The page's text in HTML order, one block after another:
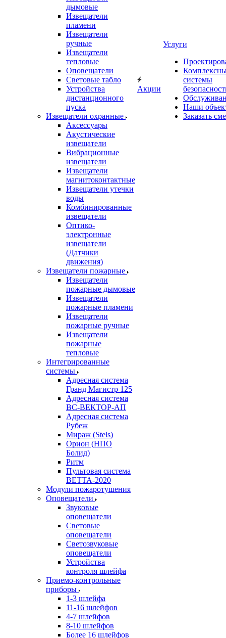
дымовые
Извещатели
пламени
Извещатели
ручные
Извещатели
тепловые
Оповещатели
Световые табло
Устройства
дистанционного
пуска
Извещатели охранные
Аксессуары
Акустические
извещатели
Вибрационные
извещатели
Извещатели
магнитоконтактные
Извещатели утечки
воды
Комбинированные
извещатели
Оптико-
электронные
извещатели
(Датчики
движения)
Извещатели пожарные
Извещатели
пожарные дымовые
Извещатели
пожарные пламени
Извещатели
пожарные ручные
Извещатели
пожарные
тепловые
Интегрированные
системы
Адресная система
Гранд Магистр 125
Адресная система
ВС-ВЕКТОР-АП
Адресная система
Рубеж
Мираж (Stels)
Орион (НПО
Болид)
Ритм
Пультовая система
ВЕТТА-2020
Модули пожаротушения
Оповещатели
Звуковые
оповещатели
Световые
оповещатели
Светозвуковые
оповещатели
Устройства
контроля шлейфа
Приемо-контрольные
приборы
1-3 шлейфа
11-16 шлейфов
4-7 шлейфов
8-10 шлейфов
Более 16 шлейфов
Акции
Услуги
системы
Наши
Заказать